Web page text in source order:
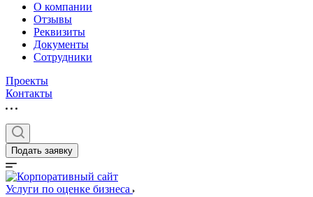
О компании
Отзывы
Реквизиты
Документы
Сотрудники
Проекты
Контакты
Подать заявку
Услуги по оценке бизнеса